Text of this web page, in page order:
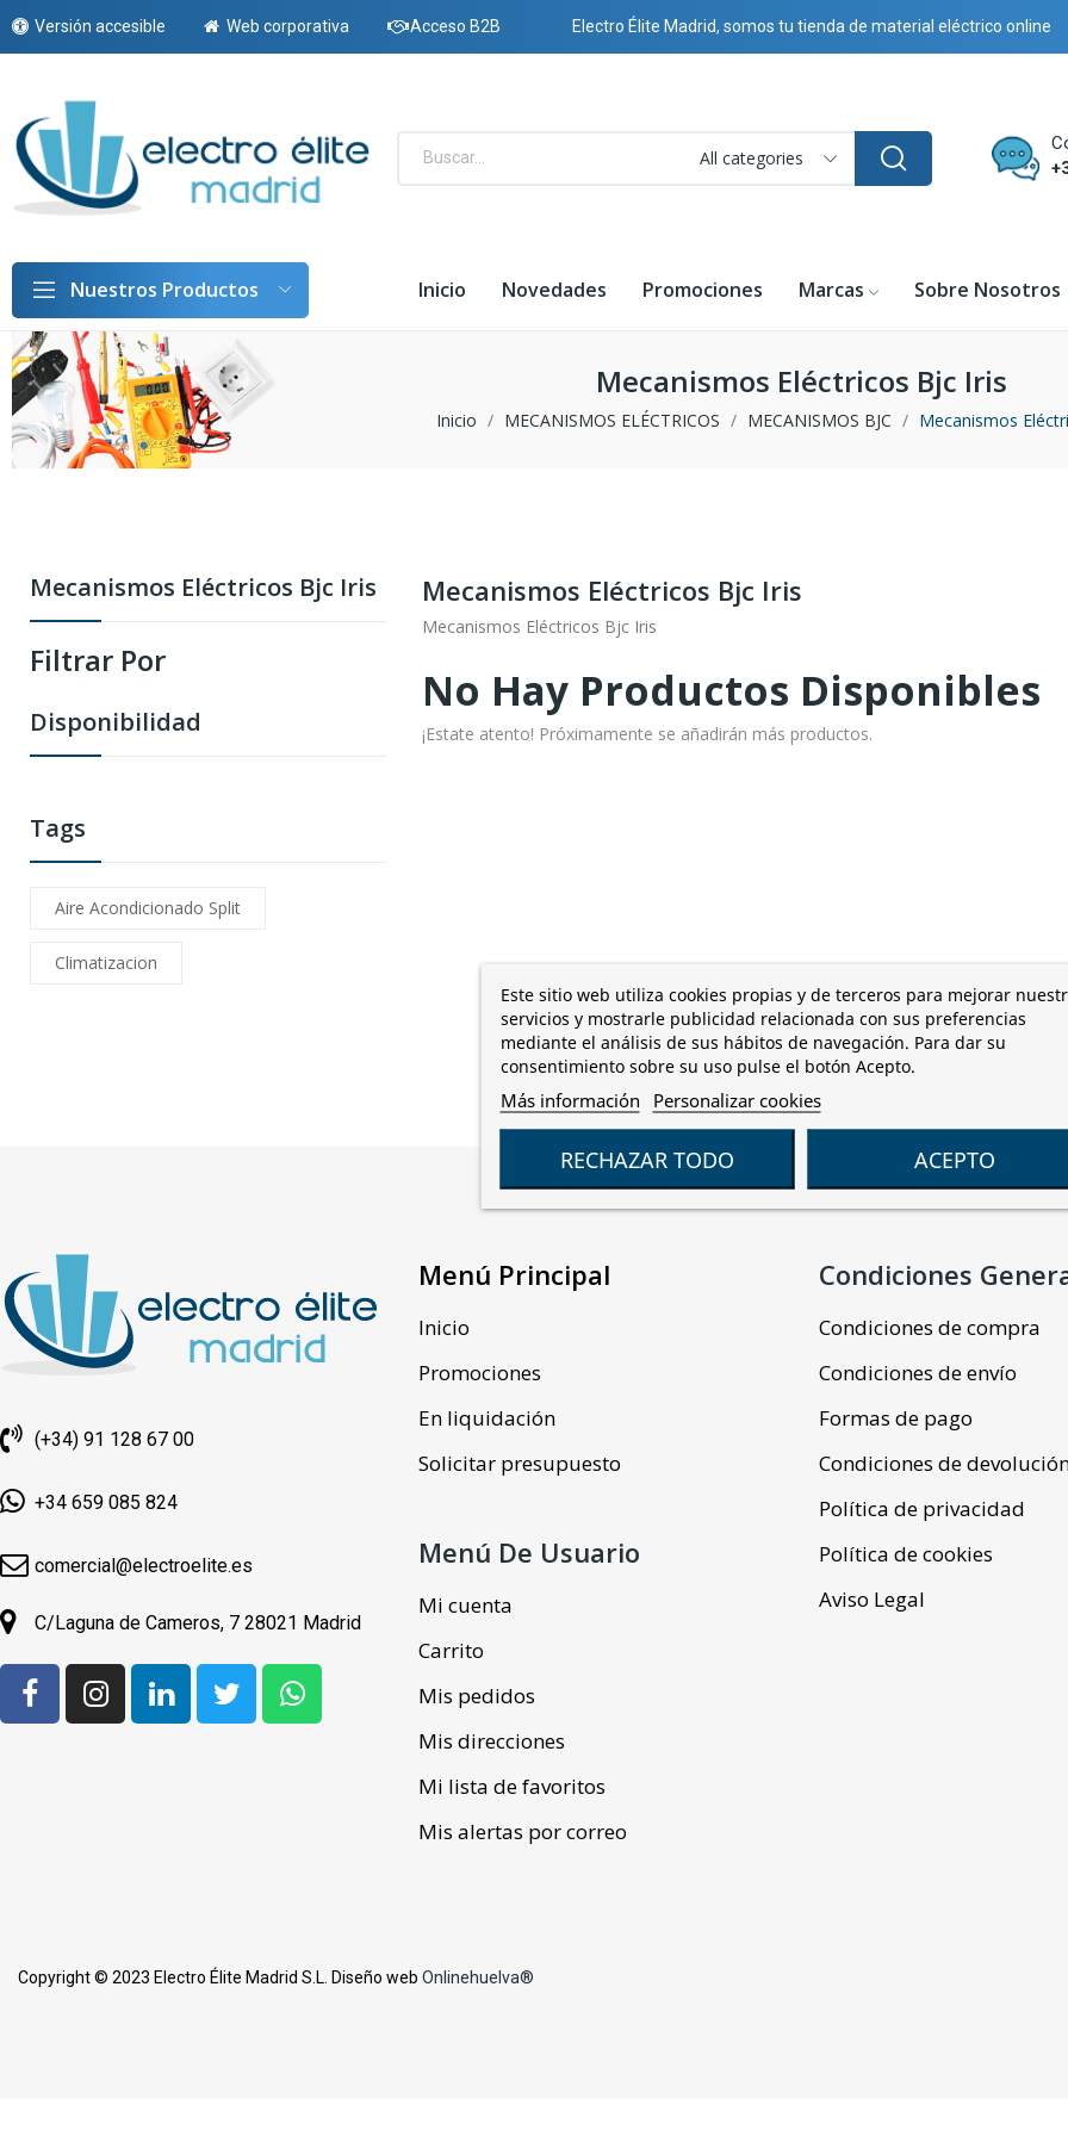
Versión accesible Web corporativa Acceso B2B Electro Élite Madrid, somos tu tienda de material eléctrico online
All categories
Nuestros Productos Inicio Novedades Promociones Marcas Sobre Nosotros
Mecanismos Eléctricos Bjc Iris
Inicio MECANISMOS ELÉCTRICOS MECANISMOS BJC Mecanismos
Mecanismos Eléctricos Bjc Iris
Filtrar Por
Disponibilidad
Tags
Aire Acondicionado Split
Climatizacion
Mecanismos Eléctricos Bjc Iris
Mecanismos Eléctricos Bjc Iris
No Hay Productos Disponibles
¡Estate atento! Próximamente se añadirán más productos.
(+34) 91 128 67 00
+34 659 085 824
comercial@electroelite.es
C/Laguna de Cameros, 7 28021 Madrid
Menú Principal
Inicio
Promociones
En liquidación
Solicitar presupuesto
Menú De Usuario
Mi cuenta
Carrito
Mis pedidos
Mis direcciones
Mi lista de favoritos
Mis alertas por correo
Condiciones
Condiciones de compra
Condiciones de envío
Formas de pago
Condiciones de
Política de privacidad
Política de cookies
Aviso Legal
Copyright © 2023 Electro Élite Madrid S.L. Diseño web Onlinehuelva®
Este sitio web utiliza cookies propias y de terceros para mejorar
servicios y mostrarle publicidad relacionada con sus preferencias
mediante el análisis de sus hábitos de navegación. Para dar su
consentimiento sobre su uso pulse el botón Acepto.
Más información Personalizar cookies
RECHAZAR TODO ACEPTO